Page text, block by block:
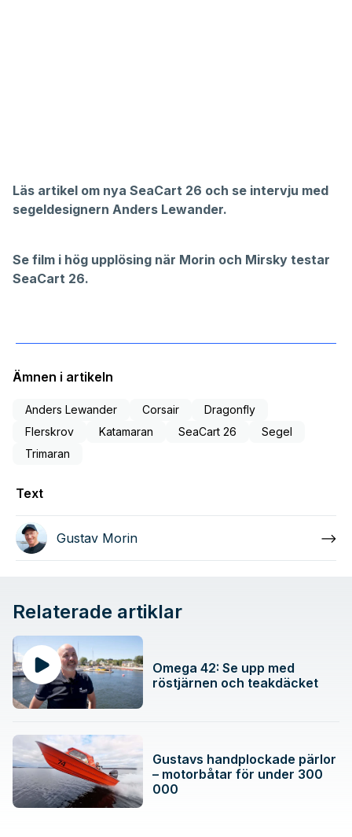
Läs artikel om nya SeaCart 26 och se intervju med
segeldesignern Anders Lewander.
Se film i hög upplösing när Morin och Mirsky testar
SeaCart 26.
Ämnen i artikeln
Anders Lewander Corsair
Dragonfly
Flerskrov
Katamaran SeaCart 26
Segel
Trimaran
Text
Gustav Morin
Relaterade artiklar
Omega 42: Se upp med
röstjärnen och teakdäcket
Gustavs handplockade pärlor
– motorbåtar för under 300
000